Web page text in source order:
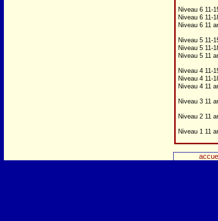
Niveau 6 11-
Niveau 6 11-
Niveau 6 11
Niveau 5 11-
Niveau 5 11-
Niveau 5 11
Niveau 4 11-
Niveau 4 11-
Niveau 4 11
Niveau 3 11
Niveau 2 11
Niveau 1 11